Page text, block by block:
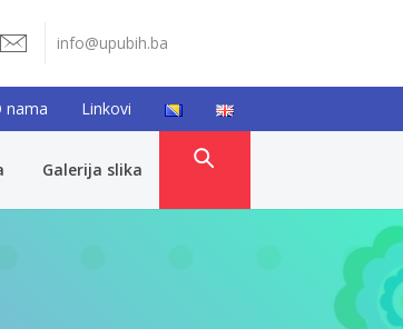
info@upubih.ba
nama Linkovi
Galerija slika